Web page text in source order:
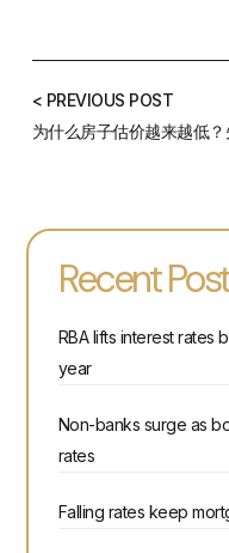
< PREVIOUS POST
Recent
RBA lifts interest rates
year
Non-banks surge as
rates
Falling rates keep